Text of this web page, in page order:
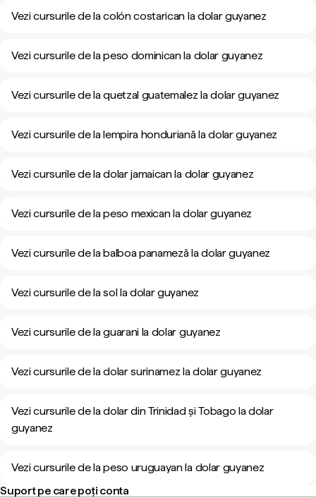
Vezi cursurile de la colón costarican la dolar guyanez
Vezi cursurile de la peso dominican la dolar guyanez
Vezi cursurile de la quetzal guatemalez la dolar guyanez
Vezi cursurile de la lempira honduriană la dolar guyanez
Vezi cursurile de la dolar jamaican la dolar guyanez
Vezi cursurile de la peso mexican la dolar guyanez
Vezi cursurile de la balboa panameză la dolar guyanez
Vezi cursurile de la sol la dolar guyanez
Vezi cursurile de la guarani la dolar guyanez
Vezi cursurile de la dolar surinamez la dolar guyanez
Vezi cursurile de la dolar din Trinidad și Tobago la dolar
guyanez
Vezi cursurile de la peso uruguayan la dolar guyanez
Suport pe care poți conta